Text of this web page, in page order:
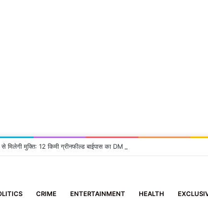
मिलेगी मुक्ति: 12 किमी ग्रीनफील्ड बाईपास का DM ने किया निरीक्षण, दिए सख्त निर्देश
CRIME ENTERTAINMENT HEALTH